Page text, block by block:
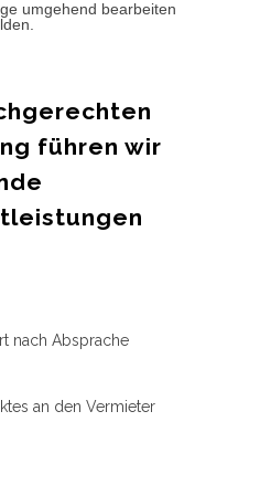
umgehend bearbeiten
führen wir
nach Absprache
an den Vermieter